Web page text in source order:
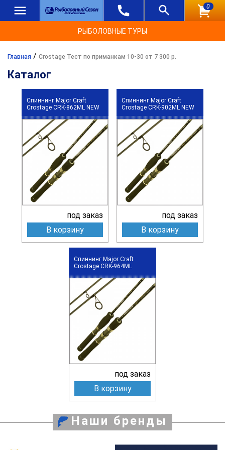
0
РЫБОЛОВНЫЕ ТУРЫ
Главная / Crostage Тест по приманкам 10-30 от 7 300 р.
Каталог
Спиннинг Major Craft
Crostage CRK-862ML NEW
под заказ
В корзину
Спиннинг Major Craft
Crostage CRK-902ML NEW
под заказ
В корзину
Спиннинг Major Craft
Crostage CRK-964ML
под заказ
В корзину
Наши бренды